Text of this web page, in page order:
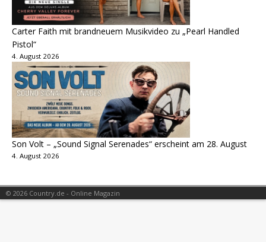
Carter Faith mit brandneuem Musikvideo zu „Pearl Handled
Pistol“
4. August 2026
Son Volt – „Sound Signal Serenades“ erscheint am 28. August
4. August 2026
© 2026 Country.de - Online Magazin